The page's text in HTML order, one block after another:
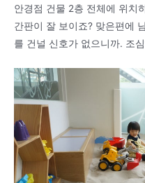
안경점 건물 2층 전체에 위치
간판이 잘 보이죠? 맞은편에
를 건널 신호가 없으니까. 조